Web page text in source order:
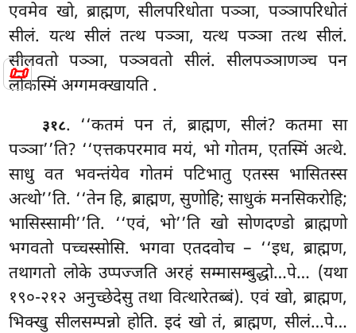
📜
एवमेव खो, ब्राह्मण, सीलपरिधोता पञ्ञा, पञ्ञापरिधोतं
सीलं. यत्थ सीलं तत्थ पञ्ञा, यत्थ पञ्ञा तत्थ सीलं.
सीलवतो पञ्ञा, पञ्ञवतो सीलं. सीलपञ्ञाणञ्च पन
लोकस्मिं अग्गमक्खायति.
३१८. ‘‘कतमं पन तं, ब्राह्मण, सीलं? कतमा सा
पञ्ञा’’ति? ‘‘एत्तकपरमाव मयं, भो गोतम, एतस्मिं अत्थे.
साधु वत भवन्तंयेव गोतमं पटिभातु एतस्स भासितस्स
अत्थो’’ति. ‘‘तेन हि, ब्राह्मण, सुणोहि; साधुकं मनसिकरोहि;
भासिस्सामी’’ति. ‘‘एवं, भो’’ति खो सोणदण्डो ब्राह्मणो
भगवतो पच्चस्सोसि. भगवा एतदवोच – ‘‘इध, ब्राह्मण,
तथागतो लोके उप्पज्जति अरहं सम्मासम्बुद्धो…पे… (यथा
१९०-२१२ अनुच्छेदेसु तथा वित्थारेतब्बं). एवं खो, ब्राह्मण,
भिक्खु सीलसम्पन्नो होति. इदं खो तं, ब्राह्मण, सीलं…पे…